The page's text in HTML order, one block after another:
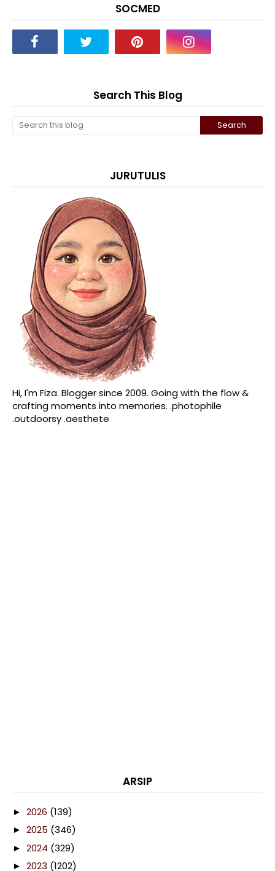
SOCMED
Search This Blog
JURUTULIS
Hi, I'm Fiza. Blogger since 2009. Going with the flow &
crafting moments into memories. .photophile
.outdoorsy .aesthete
ARSIP
► 2026 (139)
► 2025 (346)
► 2024 (329)
► 2023 (1202)